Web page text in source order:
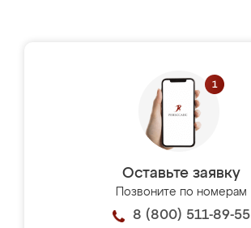
Оставьте заявку
Позвоните по номерам
8 (800) 511-89-55